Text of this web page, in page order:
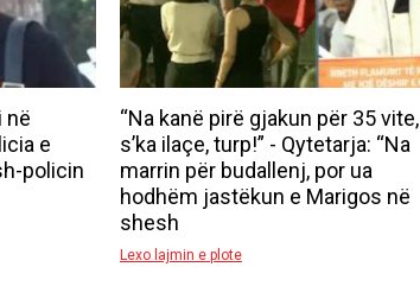
në
e
policin
“Na kanë pirë gjakun për 35 vite,
s’ka ilaçe, turp!” - Qytetarja: “Na
marrin për budallenj, por ua
hodhëm jastëkun e Marigos në
shesh
Lexo lajmin e plote